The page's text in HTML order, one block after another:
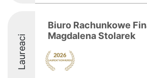
Laureaci
Biuro Rachunkowe
Magdalena Stolarek